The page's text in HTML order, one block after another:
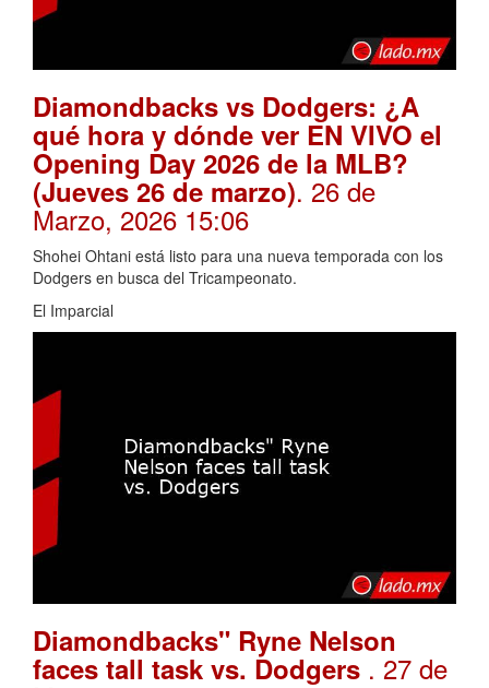
Diamondbacks vs Dodgers: ¿A
qué hora y dónde ver EN VIVO el
Opening Day 2026 de la MLB?
(Jueves 26 de marzo). 26 de
Marzo, 2026 15:06
Shohei Ohtani está listo para una nueva temporada con los
Dodgers en busca del Tricampeonato.
El Imparcial
Diamondbacks" Ryne Nelson
faces tall task vs. Dodgers . 27 de